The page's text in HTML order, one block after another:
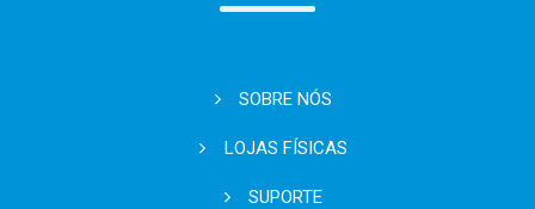
SOBRE NÓS
LOJAS FÍSICAS
SUPORTE